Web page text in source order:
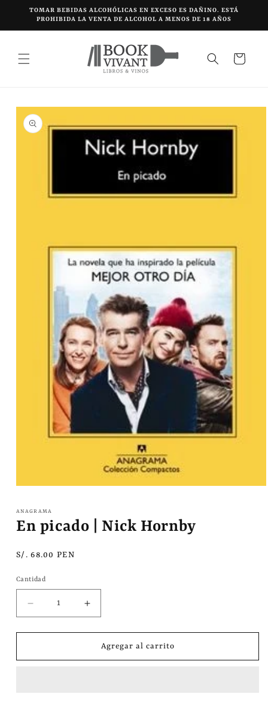
directamente
al contenido
TOMAR BEBIDAS ALCOHÓLICAS EN EXCESO ES DAÑINO. ESTÁ
PROHIBIDA LA VENTA DE ALCOHOL A MENOS DE 18 AÑOS
Carrito
directamente
información
multimedia
1
en
ventana
ANAGRAMA
En picado | Nick Hornby
Precio
S/. 68.00 PEN
Cantidad
Reducir
para
picado
Aumentar
para
picado
Agregar al carrito